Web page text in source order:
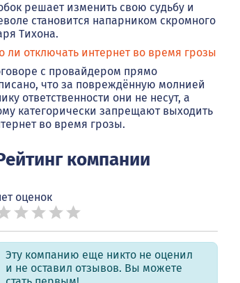
решает изменить свою судьбу и
становится напарником скромного
Тихона.
ли отключать интернет во время грозы
с провайдером прямо
что за повреждённую молнией
ответственности они не несут, а
категорически запрещают выходить
во время грозы.
компании
оценок
Эту компанию еще никто не оценил
и не оставил отзывов. Вы можете